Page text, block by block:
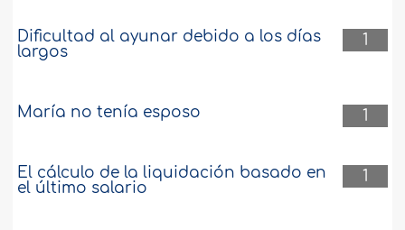
1
Dificultad al ayunar debido a los días
largos
1
María no tenía esposo
1
El cálculo de la liquidación basado en
el último salario